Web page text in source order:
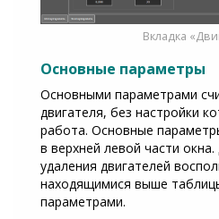
Вкладка
Основные параметры
Основными параметрами
двигателя, без настройки
работа. Основные
в верхней левой части
удаления двигателей
находящимися выше
параметрами.